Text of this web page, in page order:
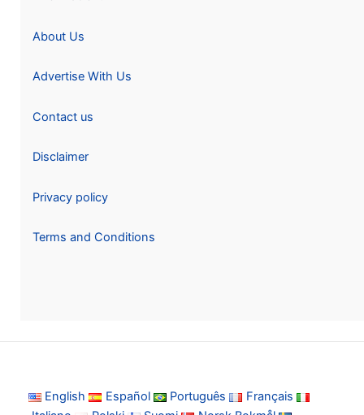
About Us
Advertise With Us
Contact us
Disclaimer
Privacy policy
Terms and Conditions
English Español Português
Français